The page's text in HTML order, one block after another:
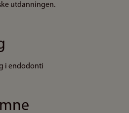
utdanningen.
i endodonti